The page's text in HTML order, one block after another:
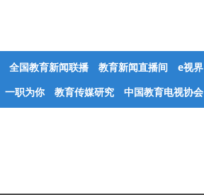
全国教育新闻联播 教育新闻直播间 e视界
一职为你 教育传媒研究 中国教育电视协会